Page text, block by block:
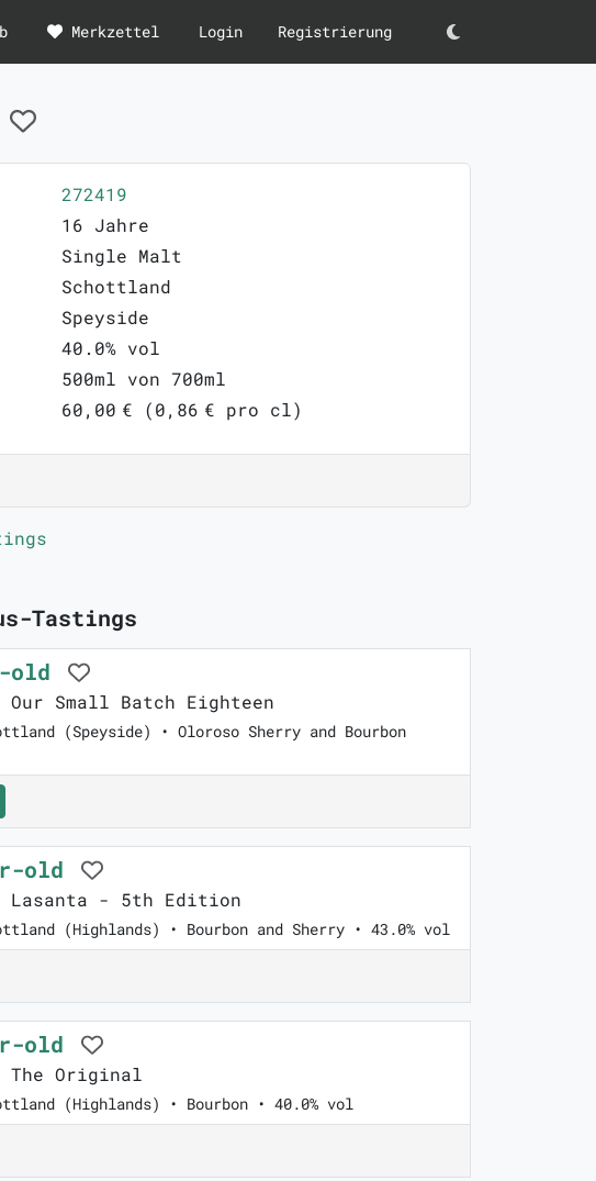
Merkzettel Login Registrierung Darkmode
272419
16 Jahre
Single Malt
Schottland
Speyside
40.0% vol
500ml von 700ml
60,00 € (0,86 € pro cl)
Tastings
old
Our Small Batch Eighteen
(Speyside) • Oloroso Sherry and Bourbon
old
Lasanta - 5th Edition
(Highlands) • Bourbon and Sherry • 43.0% vol
old
The Original
(Highlands) • Bourbon • 40.0% vol